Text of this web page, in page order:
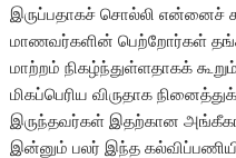
இருப்பதாகச் சொல்லி என்னைச்
மாணவர்களின் பெற்றோர்கள்
மாற்றம் நிகழ்ந்துள்ளதாகக்
மிகப்பெரிய விருதாக
இருந்தவர்கள் இதற்கான
இன்னும் பலர் இந்த